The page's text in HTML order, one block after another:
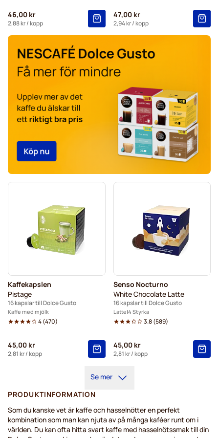
Kaffekapslen-kaffekapslar för Dolce Gusto
Starbucks® grande-kaffekapslar för Dolce Gusto
46,00 kr
2,88 kr/ kopp
47,00 kr
2,94 kr/ kopp
Kaffekapslen
Pistage
16 kapslar till Dolce Gusto
Kaffe med mjölk
4(470)
45,00 kr
2,81 kr/ kopp
Senso Nocturno
White Chocolate Latte
16 kapslar till Dolce Gusto
Latte 4 Styrka
3.8(589)
45,00 kr
2,81 kr/ kopp
Se mer
PRODUKTINFORMATION
Som du kanske vet är kaffe och hasselnötter en perfekt
kombination som man kan njuta av på många kaféer runt om i
världen. Du kan ofta hitta svart kaffe med hasselnötssmak till din